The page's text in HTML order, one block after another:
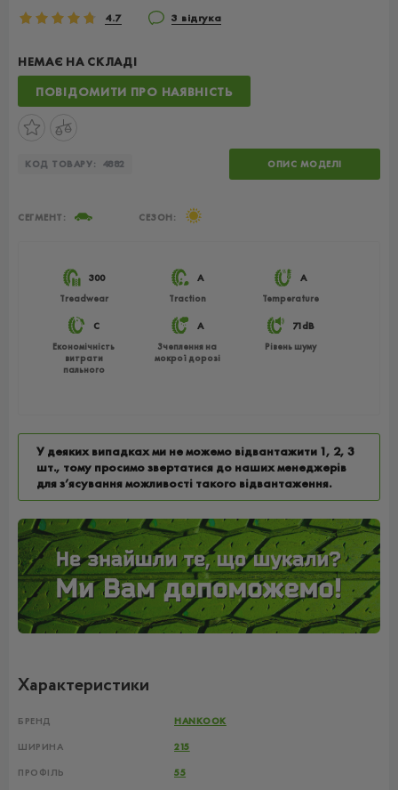
4.7 3 відгука
НЕМАЄ НА СКЛАДІ
ПОВІДОМИТИ ПРО НАЯВНІСТЬ
КОД ТОВАРУ: 4882 ОПИС МОДЕЛІ
300
Treadwear
A
Traction
A
Temperature
C
Економічність
витрати
пального
A
Зчеплення на
мокрої дорозі
71dB
Рівень шуму
СЕГМЕНТ: СЕЗОН:
У деяких випадках ми не можемо відвантажити 1, 2, 3
шт., тому просимо звертатися до наших менеджерів
для з’ясування можливості такого відвантаження.
Характеристики
БРЕНД HANKOOK
ШИРИНА 215
ПРОФІЛЬ 55